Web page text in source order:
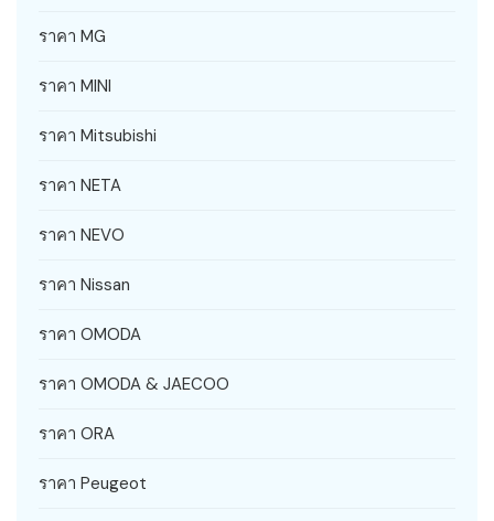
ราคา MG
ราคา MINI
ราคา Mitsubishi
ราคา NETA
ราคา NEVO
ราคา Nissan
ราคา OMODA
ราคา OMODA & JAECOO
ราคา ORA
ราคา Peugeot